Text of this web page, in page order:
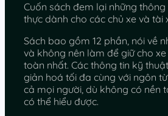
Cuốn sách đem lại những
thực dành cho các chủ xe và tài
Sách bao gồm 12 phần, nói về
và không nên làm để giữ cho
toàn nhất. Các thông tin kỹ
giản hoá tối đa cùng với ngôn
cả mọi người, dù không có nền
có thể hiểu được.